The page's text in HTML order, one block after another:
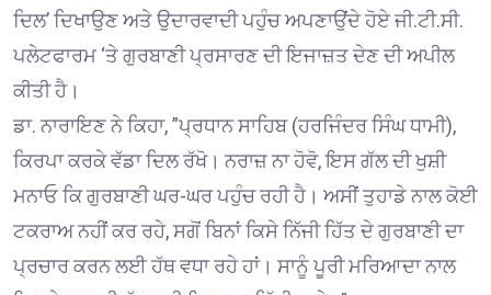
ਦਿਲ’ ਦਿਖਾਉਣ ਅਤੇ ਉਦਾਰਵਾਦੀ ਪਹੁੰਚ ਅਪਣਾਉਂਦੇ ਹੋਏ ਜੀ.ਟੀ.ਸੀ.
ਪਲੇਟਫਾਰਮ ‘ਤੇ ਗੁਰਬਾਣੀ ਪ੍ਰਸਾਰਣ ਦੀ ਇਜਾਜ਼ਤ ਦੇਣ ਦੀ ਅਪੀਲ
ਕੀਤੀ ਹੈ।
ਡਾ. ਨਾਰਾਇਣ ਨੇ ਕਿਹਾ, ”ਪ੍ਰਧਾਨ ਸਾਹਿਬ (ਹਰਜਿੰਦਰ ਸਿੰਘ ਧਾਮੀ),
ਕਿਰਪਾ ਕਰਕੇ ਵੱਡਾ ਦਿਲ ਰੱਖੋ। ਨਰਾਜ਼ ਨਾ ਹੋਵੋ, ਇਸ ਗੱਲ ਦੀ ਖੁਸ਼ੀ
ਮਨਾਓ ਕਿ ਗੁਰਬਾਣੀ ਘਰ-ਘਰ ਪਹੁੰਚ ਰਹੀ ਹੈ। ਅਸੀਂ ਤੁਹਾਡੇ ਨਾਲ ਕੋਈ
ਟਕਰਾਅ ਨਹੀਂ ਕਰ ਰਹੇ, ਸਗੋਂ ਬਿਨਾਂ ਕਿਸੇ ਨਿੱਜੀ ਹਿੱਤ ਦੇ ਗੁਰਬਾਣੀ ਦਾ
ਪ੍ਰਚਾਰ ਕਰਨ ਲਈ ਹੱਥ ਵਧਾ ਰਹੇ ਹਾਂ। ਸਾਨੂੰ ਪੂਰੀ ਮਰਿਆਦਾ ਨਾਲ